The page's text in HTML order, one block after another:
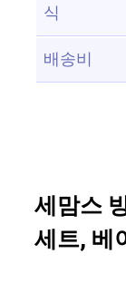
식
배송비
세맘스
세트, 베